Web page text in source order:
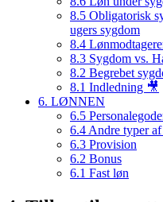
8.5 Obligatorisk
ugers sygdom
8.4
8.3 Sygdom vs.
8.2 Begrebet
8.1 Indledning 🎥
6. LØNNEN
6.5
6.4 Andre typer
6.3 Provision
6.2 Bonus
6.1 Fast løn